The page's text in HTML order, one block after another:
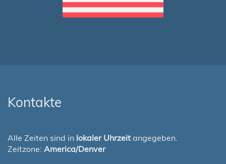
Kontakte
Alle Zeiten sind in lokaler Uhrzeit angegeben.
Zeitzone: America/Denver